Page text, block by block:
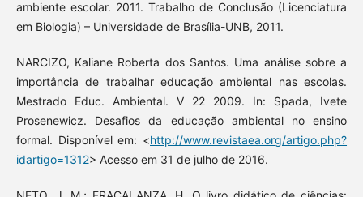
ambiente escolar. 2011. Trabalho de Conclusão (Licenciatura
em Biologia) – Universidade de Brasília-UNB, 2011.
NARCIZO, Kaliane Roberta dos Santos. Uma análise sobre a
importância de trabalhar educação ambiental nas escolas.
Mestrado Educ. Ambiental. V 22 2009. In: Spada, Ivete
Prosenewicz. Desafios da educação ambiental no ensino
formal. Disponível em: <http://www.revistaea.org/artigo.php?
idartigo=1312> Acesso em 31 de julho de 2016.